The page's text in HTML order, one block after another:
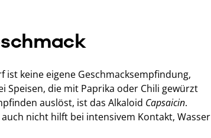
keine eigene Geschmacksempfindung,
Speisen, die mit Paprika oder Chili gewürzt
auslöst, ist das Alkaloid Capsaicin.
nicht hilft bei intensivem Kontakt, Wasser